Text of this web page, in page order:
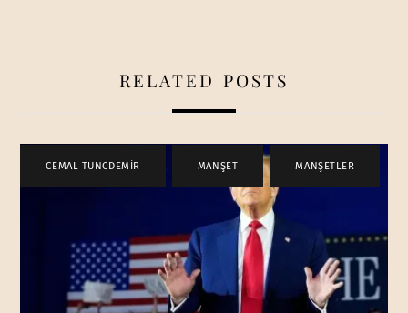
RELATED POSTS
CEMAL TUNCDEMİR MANŞET , MANŞETLER